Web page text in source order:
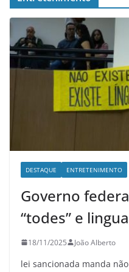
DESTAQUE ENTRETENIMENTO
Governo
“todes” e
18/11/2025 João Alberto
lei sancionada manda